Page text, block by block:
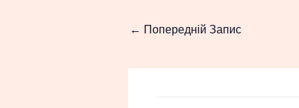
← Попередній Запис